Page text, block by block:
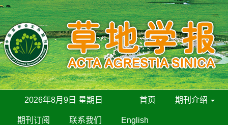
2026年8月9日 星期日 首页 期刊介绍
期刊订阅 联系我们 English